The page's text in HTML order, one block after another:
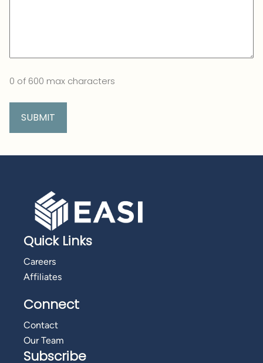
0 of 600 max characters
Quick Links
Careers
Affiliates
Connect
Contact
Our Team
Subscribe